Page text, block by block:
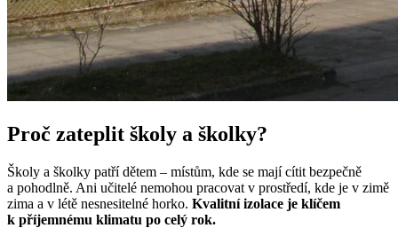
Proč zateplit školy a školky?
Školy a školky patří dětem – místům, kde se mají cítit bezpečně
a pohodlně. Ani učitelé nemohou pracovat v prostředí, kde je v zimě
zima a v létě nesnesitelné horko. Kvalitní izolace je klíčem
k příjemnému klimatu po celý rok.